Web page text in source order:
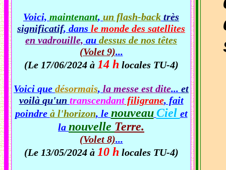
Voici, maintenant, un flash-back très
significatif, dans le monde des satellites
en vadrouille, au dessus de nos têtes
(Volet 9)...
(Le 17/06/2024 à 14 h locales TU-4)
Voici que désormais, la messe est dite... et
voilà qu'un transcendantfiligrane, fait
poindre à l'horizon, le nouveau Ciel et
la nouvelle Terre.
(Volet 8)...
(Le 13/05/2024 à 10 h locales TU-4)